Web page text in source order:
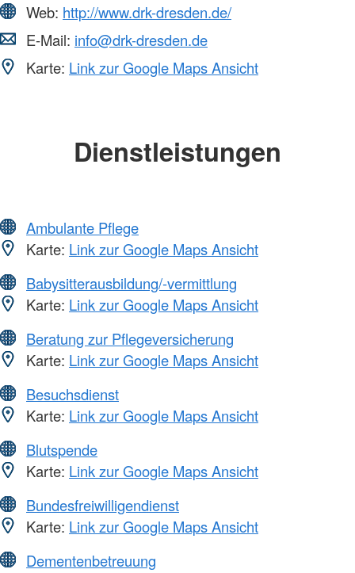
Web: http://www.drk-dresden.de/
E-Mail: info@drk-dresden.de
Karte: Link zur Google Maps Ansicht
Dienstleistungen
Ambulante Pflege
Karte: Link zur Google Maps Ansicht
Babysitterausbildung/-vermittlung
Karte: Link zur Google Maps Ansicht
Beratung zur Pflegeversicherung
Karte: Link zur Google Maps Ansicht
Besuchsdienst
Karte: Link zur Google Maps Ansicht
Blutspende
Karte: Link zur Google Maps Ansicht
Bundesfreiwilligendienst
Karte: Link zur Google Maps Ansicht
Dementenbetreuung